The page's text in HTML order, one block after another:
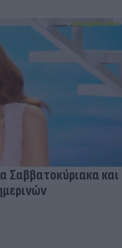
Σαββατοκύριακα και